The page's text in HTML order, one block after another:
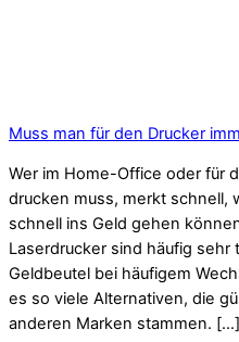
Muss man für den Drucker
Wer im Home-Office oder für
drucken muss, merkt schnell,
schnell ins Geld gehen
Laserdrucker sind häufig
Geldbeutel bei häufigem
es so viele Alternativen, die
anderen Marken stammen. […]